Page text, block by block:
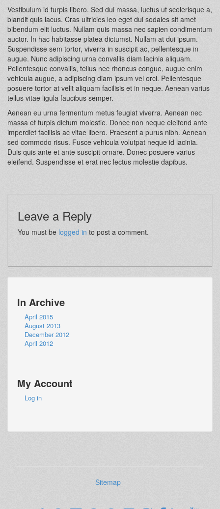
Vestibulum id turpis libero. Sed dui massa, luctus ut scelerisque a,
blandit quis lacus. Cras ultricies leo eget dui sodales sit amet
bibendum elit luctus. Nullam quis massa nec sapien condimentum
auctor. In hac habitasse platea dictumst. Nullam at dui ipsum.
Suspendisse sem tortor, viverra in suscipit ac, pellentesque in
augue. Nunc adipiscing urna convallis diam lacinia aliquam.
Pellentesque convallis, tellus nec rhoncus congue, augue enim
vehicula augue, a adipiscing diam ipsum vel orci. Pellentesque
posuere tortor at velit aliquam facilisis et in neque. Aenean varius
tellus vitae ligula faucibus semper.
Aenean eu urna fermentum metus feugiat viverra. Aenean nec
massa et turpis dictum molestie. Donec non neque eleifend ante
imperdiet facilisis ac vitae libero. Praesent a purus nibh. Aenean
sed commodo risus. Fusce vehicula volutpat neque id lacinia.
Duis quis ante et ante suscipit ornare. Donec posuere varius
eleifend. Suspendisse et erat nec lectus molestie dapibus.
Leave a Reply
You must be logged in to post a comment.
In Archive
April 2015
August 2013
December 2012
April 2012
My Account
Log in
Sitemap